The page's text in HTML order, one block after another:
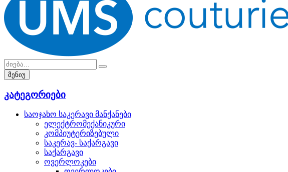
მენიუ
კატეგორიები
საოჯახო საკერავი მანქანები
ელექტრომექანიკური
კომპიუტერიზებული
საკერავ- საქარგავი
საქარგავი
ოვერლოკები